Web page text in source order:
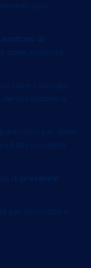
può
di
dalle esigenze
hanno bisogno
iniziano a
per denti
tutti i loro denti
di
prevenire
per la nascita e